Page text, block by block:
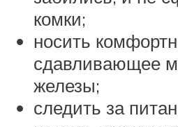
комки;
носить
сдавливающее
железы;
следить за